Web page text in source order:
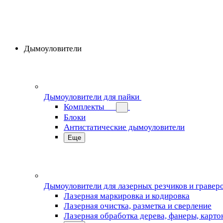
Дымоуловители
Дымоуловители для пайки
Комплекты
Блоки
Антистатические дымоуловители
Еще
Дымоуловители для лазерных резчиков и
Лазерная маркировка и кодировка
Лазерная очистка, разметка и сверление
Лазерная обработка дерева, фанеры,